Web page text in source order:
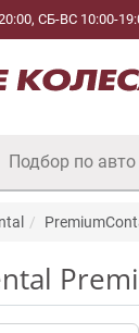
СБ-ВС 10:00-
Подбор по авто